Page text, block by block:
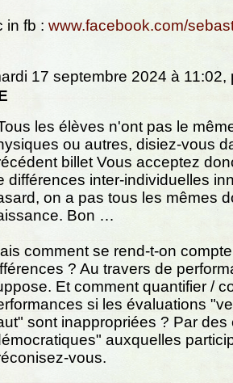
in fb : www.facebook.com/
17 septembre 2024 à 11:02,
les élèves n'ont pas le
ou autres, disiez-vous
billet Vous acceptez
différences inter-individuelles
on a pas tous les mêmes
Bon …
comment se rend-t-on
? Au travers de
Et comment quantifier /
si les évaluations
sont inappropriées ? Par des
auxquelles
vous.